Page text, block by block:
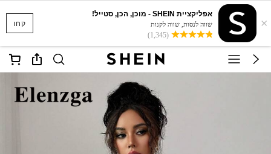
קחו ×
אפליקציית SHEIN - מוכן, הכן, סטייל!
שווה לנסות, שווה לקנות
(1,345)